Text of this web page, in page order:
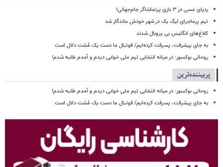
ردپای مسی در ۳ بازی پرتماشاگر جام‌جهانی!
تیم پرماجرای لیگ یک در شهر خودش ماندگار شد
کلاغ‌های انگلیس بی پروبال شدند
به جای پیشرفت، پسرفت کرده‌ایم/ فوتبال ما دست یک مُشت دلال است
روحانی بوکسور: در میانه انتخابی تیم ملی خوابی دیدم و آمدم طلبه شدم!
پربیننده‌ترین
روحانی بوکسور: در میانه انتخابی تیم ملی خوابی دیدم و آمدم طلبه شدم!
به جای پیشرفت، پسرفت کرده‌ایم/ فوتبال ما دست یک مُشت دلال است